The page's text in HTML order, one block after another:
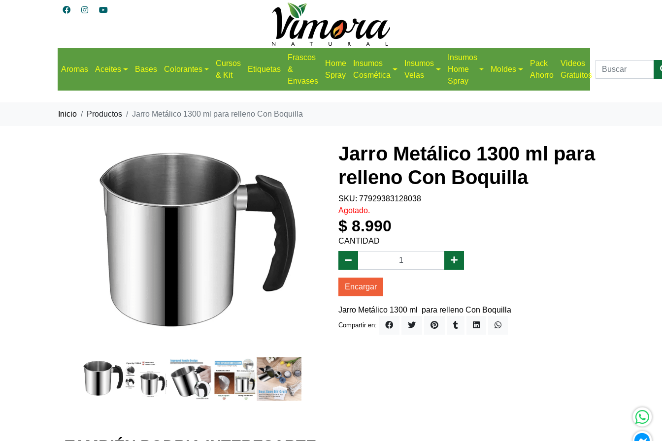
Aromas Aceites Bases Colorantes
Cursos
& Kit
Etiquetas
Frascos
&
Envases
Home
Spray
Insumos
Cosmética
Insumos
Velas
Insumos
Home
Spray
Moldes
Pack
Ahorro
Videos
Gratuitos
Inicio Productos Jarro Metálico 1300 ml para relleno Con Boquilla
Jarro Metálico 1300 ml para
relleno Con Boquilla
SKU: 77929383128038
Agotado.
$ 8.990
CANTIDAD
Encargar
Jarro Metálico 1300 ml para relleno Con Boquilla
Compartir en: